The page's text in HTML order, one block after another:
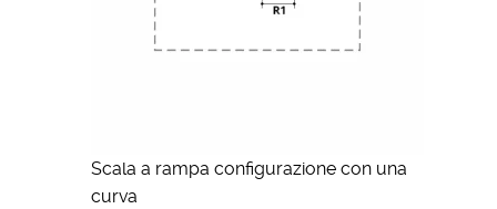
Scala a rampa configurazione con una
curva